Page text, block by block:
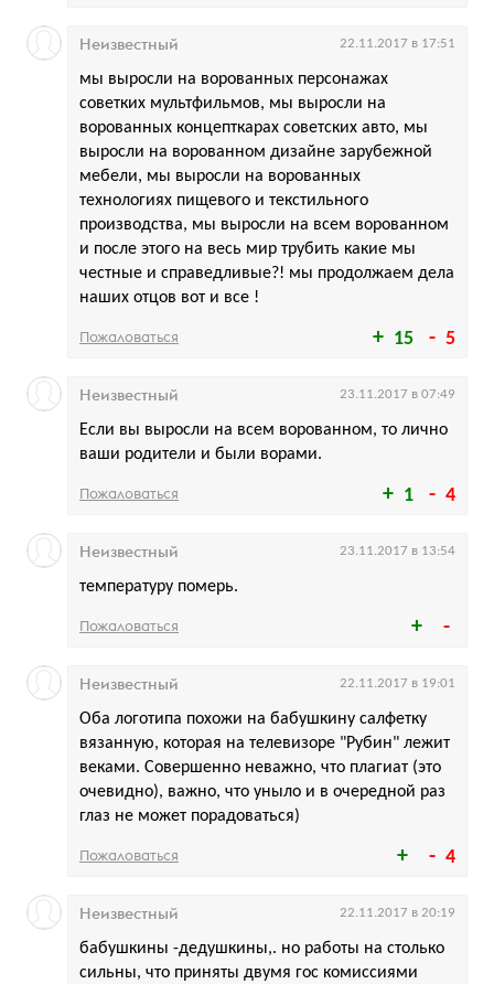
15 5
мы выросли на ворованных персонажах
советких мультфильмов, мы выросли на
ворованных концепткарах советских авто, мы
выросли на ворованном дизайне зарубежной
мебели, мы выросли на ворованных
технологиях пищевого и текстильного
производства, мы выросли на всем ворованном
и после этого на весь мир трубить какие мы
честные и справедливые?! мы продолжаем дела
наших отцов вот и все !
Неизвестный 22.11.2017 в 17:51
Пожаловаться
1 4
Если вы выросли на всем ворованном, то лично
ваши родители и были ворами.
Неизвестный 23.11.2017 в 07:49
Пожаловаться
температуру померь.
Неизвестный 23.11.2017 в 13:54
Пожаловаться
4
Оба логотипа похожи на бабушкину салфетку
вязанную, которая на телевизоре "Рубин" лежит
веками. Совершенно неважно, что плагиат (это
очевидно), важно, что уныло и в очередной раз
глаз не может порадоваться)
Неизвестный 22.11.2017 в 19:01
Пожаловаться
бабушкины -дедушкины,. но работы на столько
сильны, что приняты двумя гос комиссиями
Неизвестный 22.11.2017 в 20:19